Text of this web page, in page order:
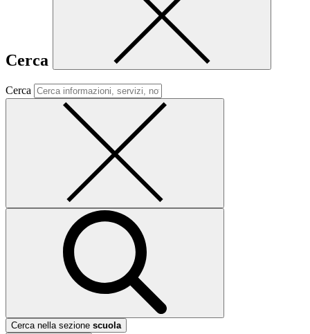
Cerca
Cerca
Cerca nella sezione scuola